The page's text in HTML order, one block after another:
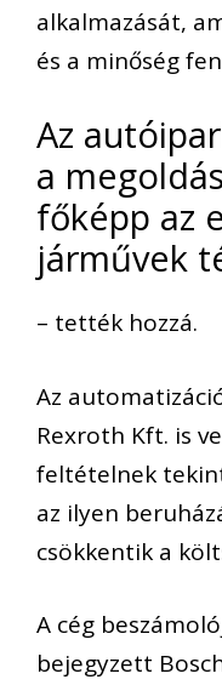
alkalmazását,
és a minőség
Az
a
főképp az
járművek
– tették hozzá.
Az
Rexroth Kft. is
feltételnek
az ilyen
csökkentik a
A cég
bejegyzett